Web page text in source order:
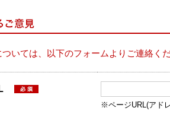
いては、以下のフォームよりご連絡く
※ページURL(アド